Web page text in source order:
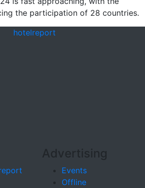
the participation of 28 countries.
hotelreport
Advertising
Events
Offline